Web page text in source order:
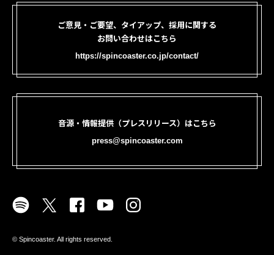
ご意見・ご要望、タイアップ、採用に関する
お問い合わせはこちら
https://spincoaster.co.jp/contact/
音源・情報提供（プレスリリース）はこちら
press@spincoaster.com
©︎ Spincoaster. All rights reserved.